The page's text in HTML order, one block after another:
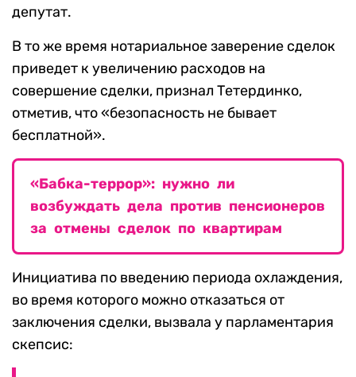
депутат.
В то же время нотариальное заверение сделок
приведет к увеличению расходов на
совершение сделки, признал Тетердинко,
отметив, что «безопасность не бывает
бесплатной».
«Бабка-террор»: нужно ли
возбуждать дела против пенсионеров
за отмены сделок по квартирам
Инициатива по введению периода охлаждения,
во время которого можно отказаться от
заключения сделки, вызвала у парламентария
скепсис: